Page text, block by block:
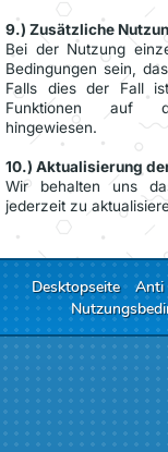
9.) Zusätzliche
Bei der Nutzung
Bedingungen sein,
Falls dies der Fall
Funktionen auf
hingewiesen.
10.) Aktualisierung
Wir behalten uns
jederzeit zu
Desktopseite Anti